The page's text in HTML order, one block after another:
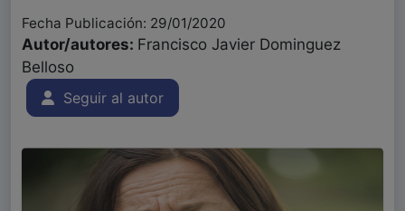
Fecha Publicación: 29/01/2020
Autor/autores: Francisco Javier Dominguez
Belloso
Seguir al autor